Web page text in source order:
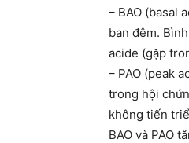
– BAO (basal
ban đêm.
acide (gặp
– PAO (peak
trong hội
không tiến
BAO và PAO